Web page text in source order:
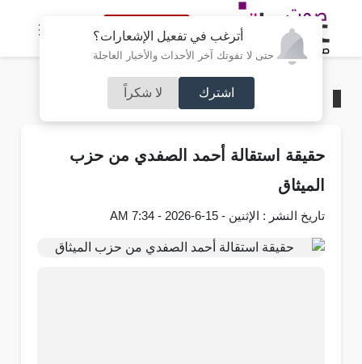
أترغب في تفعيل الإشعارات؟
حتى لا تفوتك آخر الأحداث والأخبار العاجلة
اشترك لا شكراً
النسخة الكاملة
مجلس الأمة
حقيقة استقالة أحمد الصفدي من حزب
الميثاق
تاريخ النشر : الإثنين - 15-6-2026 - 7:34 AM